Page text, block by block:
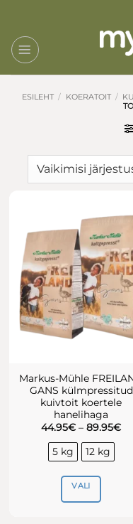
content
ESILEHT / KOERATOIT /
Markus-Mühle
GANS külmpressitud
kuivtoit koertele
hanelihaga
44.95€ – 89.95€
5 kg 12 kg
VALI